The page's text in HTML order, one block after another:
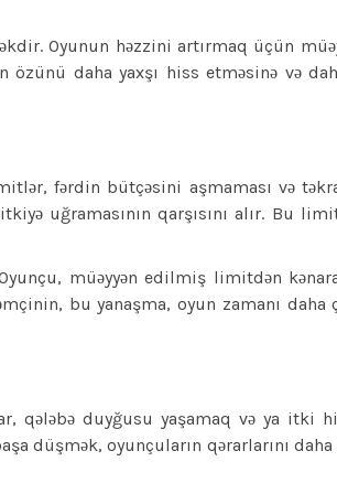
Oyunun həzzini artırmaq üçün
daha yaxşı hiss etməsinə və
fərdin bütçəsini aşmaması və
uğramasının qarşısını alır. Bu
müəyyən edilmiş limitdən kənara
bu yanaşma, oyun zamanı daha
qələbə duyğusu yaşamaq və ya
düşmək, oyunçuların qərarlarını